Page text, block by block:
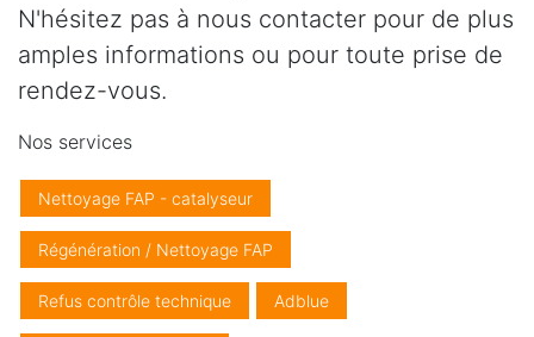
N'hésitez pas à nous contacter pour de plus
amples informations ou pour toute prise de
rendez-vous.
Nos services
Nettoyage FAP - catalyseur
Régénération / Nettoyage FAP
Refus contrôle technique Adblue